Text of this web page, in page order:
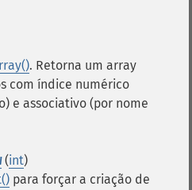
. Retorna um array
com índice numérico
e associativo (por nome
(int)
para forçar a criação de